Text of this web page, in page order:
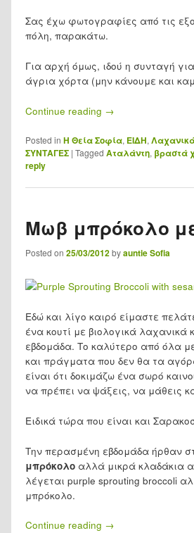
Σας έχω φωτογραφίες από τις
πόλη, παρακάτω.
Για αρχή όμως, ιδού η συνταγή
άγρια χόρτα (μην κάνουμε και
Continue reading →
Posted in H Θεία Σοφία, ΕΙΔΗ,
ΣΥΝΤΑΓΕΣ | Tagged Αταλάντη, βραστά
reply
Μωβ μπρόκολο
Posted on 25/03/2012byauntie Sofia
Εδώ και λίγο καιρό είμαστε
ένα κουτί με βιολογικά
εβδομάδα. Το καλύτερο από όλα
και πράγματα που δεν θα τα
είναι ότι δοκιμάζω ένα σωρό
να πρέπει να ψάξεις, να μάθεις
Ειδικά τώρα που είναι και
Την περασμένη εβδομάδα ήρθαν
μπρόκολο αλλά μικρά κλαδάκια
λέγεται purple sprouting broccoli
μπρόκολο.
Continue reading →